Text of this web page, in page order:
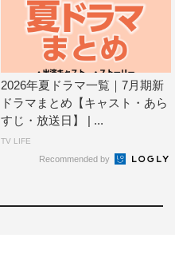
2026年夏ドラマ一覧｜7月期新
ドラマまとめ【キャスト・あら
すじ・放送日】 | ...
TV LIFE
Recommended by